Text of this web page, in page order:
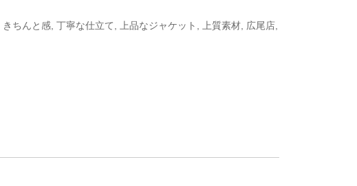
きちんと感, 丁寧な仕立て 上品なジャケット 上質素材, 広尾店,